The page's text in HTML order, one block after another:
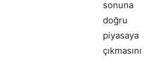
sonuna
doğru
piyasaya
çıkmasını